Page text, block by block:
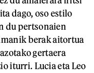
dago, oso estilo
du pertsonaien
berak aitortua
gertaera
iturri. Lucia eta Leo